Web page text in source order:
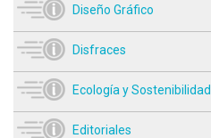
Diseño Gráfico
Disfraces
Ecología y Sostenibilidad
Editoriales